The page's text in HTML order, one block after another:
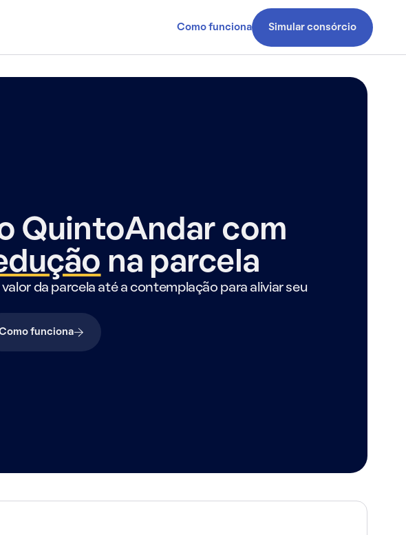
Como funciona Simular consórcio
QuintoAndar com
na parcela
da parcela até a contemplação para aliviar seu
funciona